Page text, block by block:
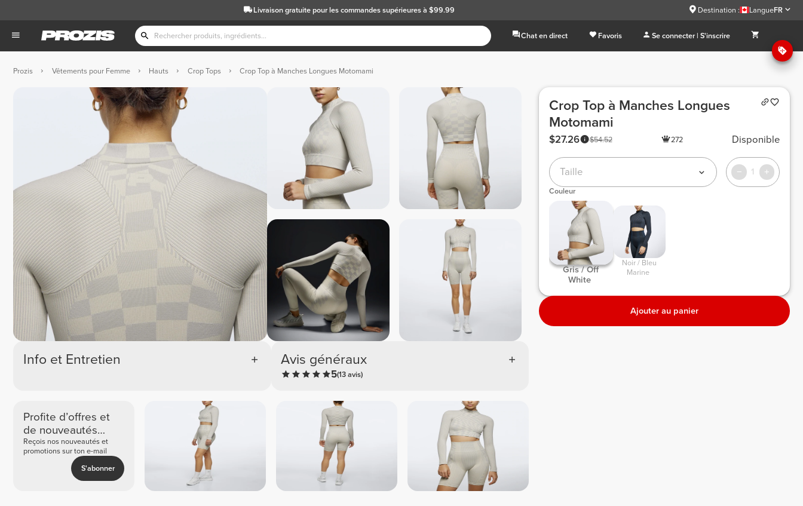
Livraison gratuitepour les commandes supérieures à $99.99 Destination : LangueFR
Chat en direct Favoris Se connecter | S'inscrire
Prozis Vêtements pour Femme Hauts Crop Tops Crop Top à Manches Longues Motomami
Info et Entretien Avis généraux
5(13 avis)
Profite d’offres et
de nouveautés
exclusives
Reçois nos nouveautés et
promotions sur ton e-mail
S'abonner
Crop Top à Manches Longues
Motomami
$54.52
$27.26 272 Disponible
Taille 1
Couleur
Gris / Off
White
Marine
Ajouter au panier